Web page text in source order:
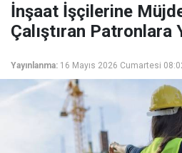
İnşaat İşçilerine
Çalıştıran Patronlara
Yayınlanma: 16 Mayıs 2026 Cumartesi